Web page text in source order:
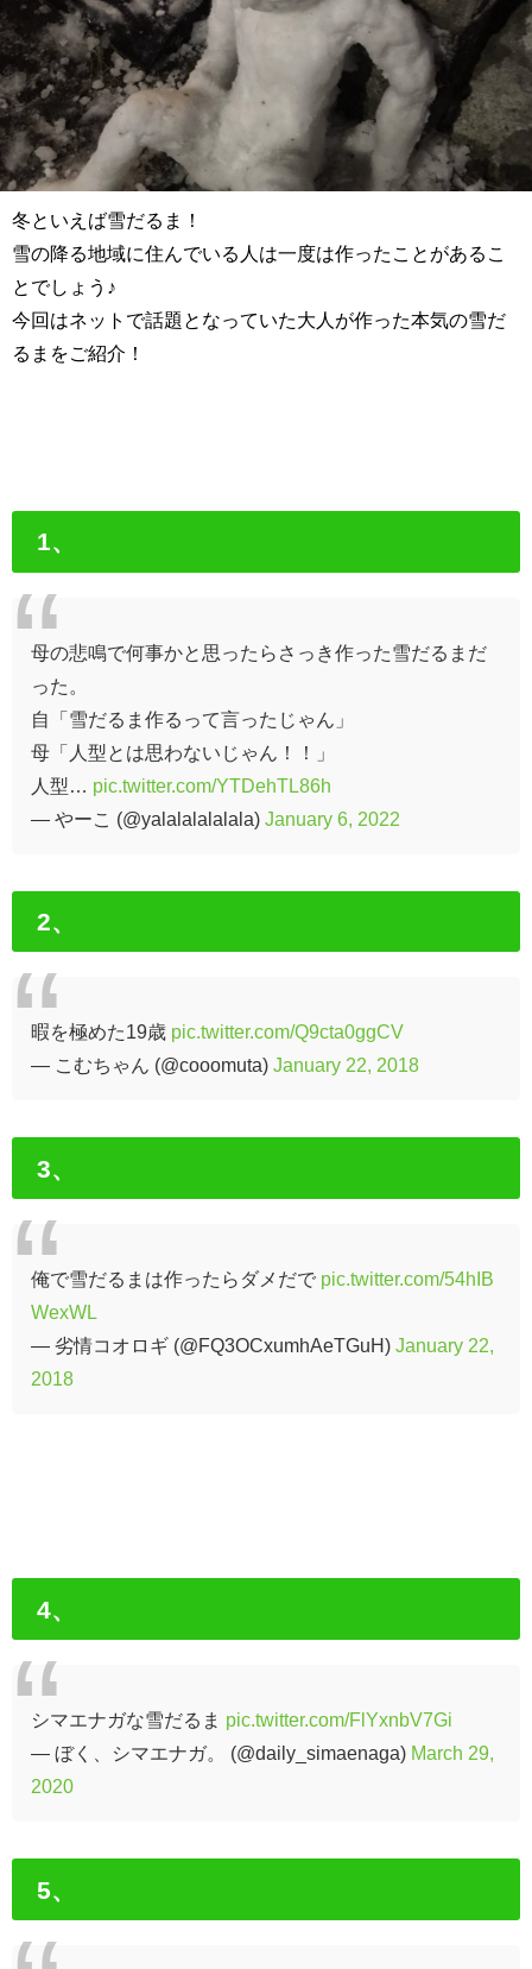
冬といえば雪だるま！
雪の降る地域に住んでいる人は一度は作ったことがあるこ
とでしょう♪
今回はネットで話題となっていた大人が作った本気の雪だ
るまをご紹介！
1、
母の悲鳴で何事かと思ったらさっき作った雪だるまだ
った。
自「雪だるま作るって言ったじゃん」
母「人型とは思わないじゃん！！」
人型… pic.twitter.com/YTDehTL86h
— やーこ (@yalalalalalala) January 6, 2022
2、
暇を極めた19歳 pic.twitter.com/Q9cta0ggCV
— こむちゃん (@cooomuta) January 22, 2018
3、
俺で雪だるまは作ったらダメだで pic.twitter.com/54hIB
WexWL
— 劣情コオロギ (@FQ3OCxumhAeTGuH) January 22,
2018
4、
シマエナガな雪だるま pic.twitter.com/FlYxnbV7Gi
— ぼく、シマエナガ。 (@daily_simaenaga) March 29,
2020
5、